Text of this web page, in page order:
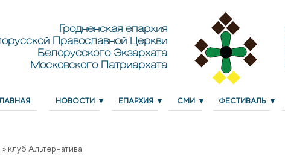
Гродненская епархия
Православной Церкви
Белорусского Экзархата
Московского Патриархата
НОВОСТИ ЕПАРХИЯ СМИ ФЕСТИВАЛЬ
» клуб Альтернатива